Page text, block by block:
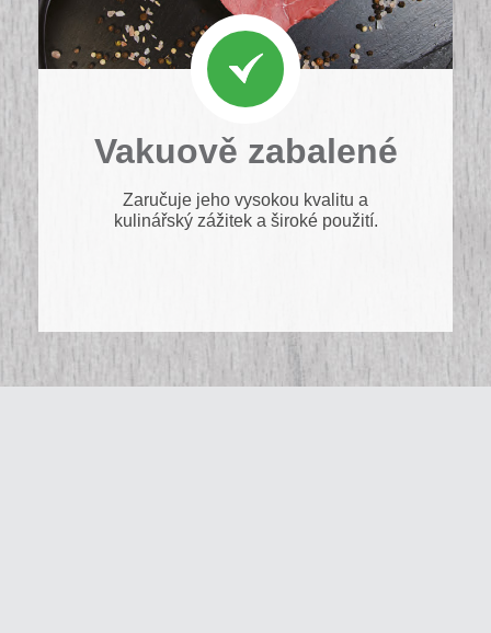
Vakuově zabalené
Zaručuje jeho vysokou kvalitu a
kulinářský zážitek a široké použití.